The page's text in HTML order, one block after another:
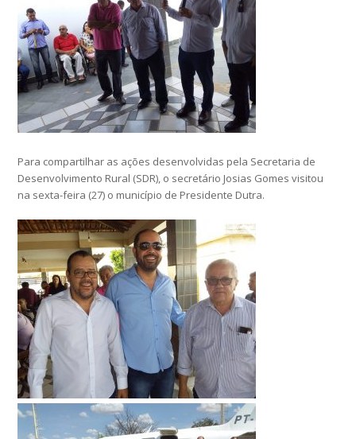
Para compartilhar as ações desenvolvidas pela Secretaria de
Desenvolvimento Rural (SDR), o secretário Josias Gomes visitou
na sexta-feira (27) o município de Presidente Dutra.